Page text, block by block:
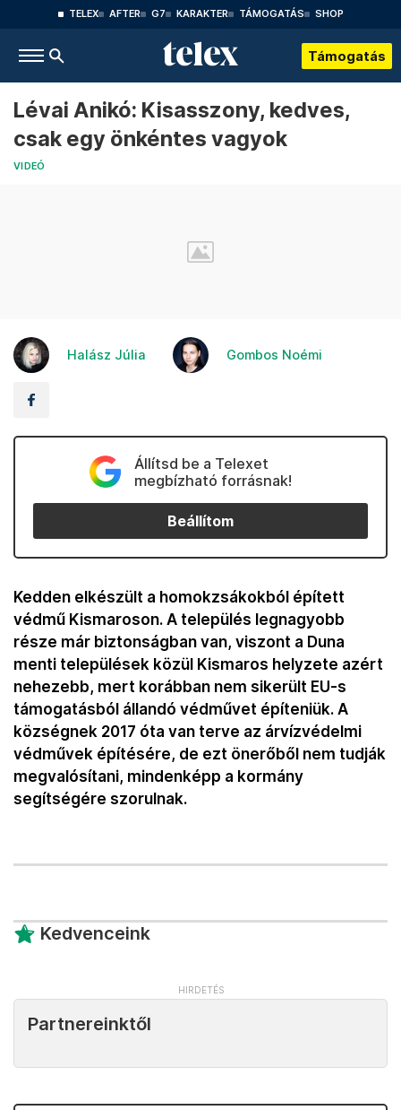
TELEX AFTER G7 KARAKTER TÁMOGATÁS SHOP
Támogatás
Lévai Anikó: Kisasszony, kedves,
csak egy önkéntes vagyok
VIDEÓ
Halász Júlia Gombos Noémi
Állítsd be a Telexet
megbízható forrásnak!
Beállítom
Kedden elkészült a homokzsákokból épített
védmű Kismaroson. A település legnagyobb
része már biztonságban van, viszont a Duna
menti települések közül Kismaros helyzete azért
nehezebb, mert korábban nem sikerült EU-s
támogatásból állandó védművet építeniük. A
községnek 2017 óta van terve az árvízvédelmi
védművek építésére, de ezt önerőből nem tudják
megvalósítani, mindenképp a kormány
segítségére szorulnak.
Kedvenceink
Partnereinktől